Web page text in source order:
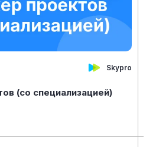
Skypro
(со специализацией)